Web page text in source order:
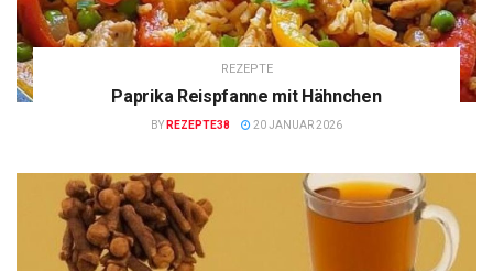
REZEPTE
Paprika Reispfanne mit Hähnchen
BY REZEPTE38 20 JANUAR 2026